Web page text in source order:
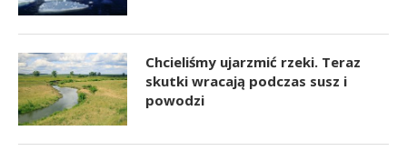
Chcieliśmy ujarzmić rzeki. Teraz
skutki wracają podczas susz i
powodzi